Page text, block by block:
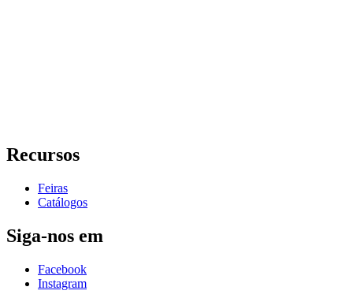
Recursos
Feiras
Catálogos
Siga-nos em
Facebook
Instagram